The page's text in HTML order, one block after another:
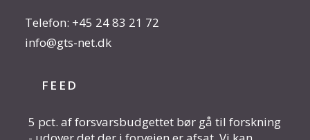
Telefon: +45 24 83 21 72
info@gts-net.dk
FEED
5 pct. af forsvarsbudgettet bør gå til forskning